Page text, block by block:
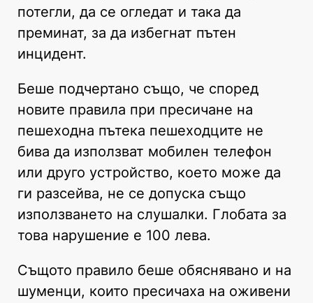
потегли, да се огледат и така да
преминат, за да избегнат пътен
инцидент.
Беше подчертано също, че според
новите правила при пресичане на
пешеходна пътека пешеходците не
бива да използват мобилен телефон
или друго устройство, което може да
ги разсейва, не се допуска също
използването на слушалки. Глобата за
това нарушение е 100 лева.
Същото правило беше обяснявано и на
шуменци, които пресичаха на оживени